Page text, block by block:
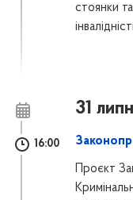
стоянки
31
16:00
Проєкт